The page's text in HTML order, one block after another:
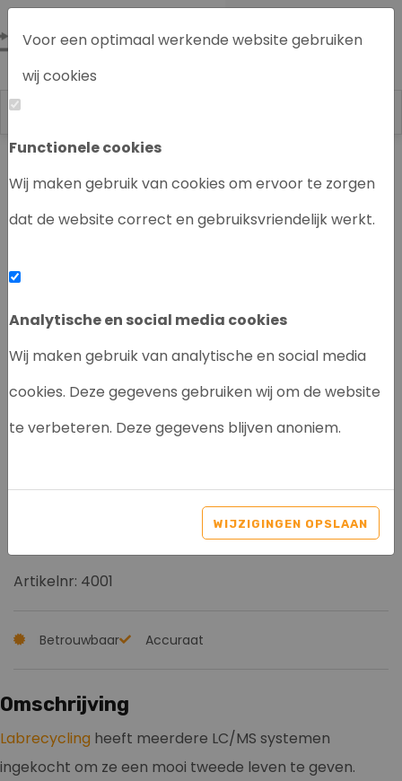
Voor een optimaal werkende website gebruiken
wij cookies
Functionele cookies
Wij maken gebruik van cookies om ervoor te zorgen
dat de website correct en gebruiksvriendelijk werkt.
Analytische en social media cookies
Wij maken gebruik van analytische en social media
cookies. Deze gegevens gebruiken wij om de website
te verbeteren. Deze gegevens blijven anoniem.
WIJZIGINGEN OPSLAAN
Labrecycling Chromatografie instrumenten
‹
QUADRUPOLE MASS
SPECTROMETER
Artikelnr: 4001
Betrouwbaar Accuraat
Omschrijving
Labrecycling heeft meerdere LC/MS systemen
ingekocht om ze een mooi tweede leven te geven.